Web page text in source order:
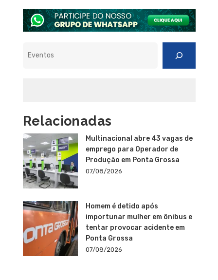
Relacionadas
Multinacional abre 43 vagas de
emprego para Operador de
Produção em Ponta Grossa
07/08/2026
Homem é detido após
importunar mulher em ônibus e
tentar provocar acidente em
Ponta Grossa
07/08/2026